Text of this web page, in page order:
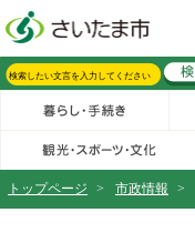
トップページ > 市政情報 >